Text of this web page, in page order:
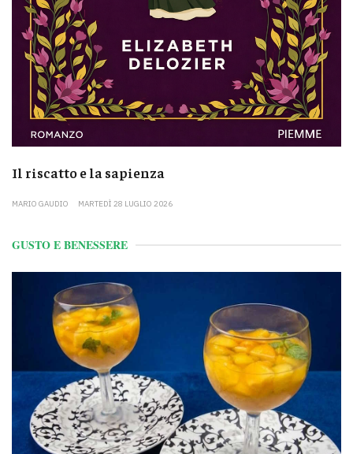
Il riscatto e la sapienza
MARIO GAUDIO MARTEDÌ 28 LUGLIO 2026
GUSTO E BENESSERE